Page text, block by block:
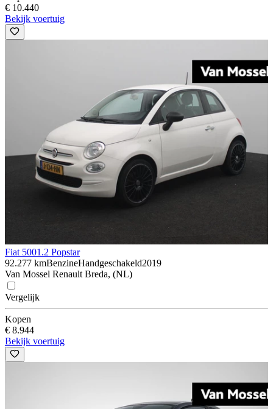
€ 10.440
Bekijk voertuig
Fiat 5001.2 Popstar
92.277 kmBenzineHandgeschakeld2019
Van Mossel Renault Breda, (NL)
Vergelijk
Kopen
€ 8.944
Bekijk voertuig